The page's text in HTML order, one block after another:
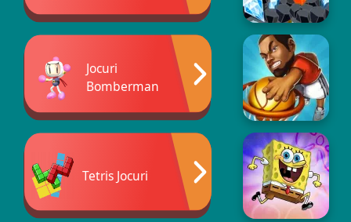
Jocuri
Bomberman
Tetris Jocuri